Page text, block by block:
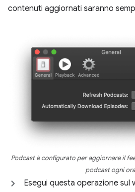
contenuti aggiornati saranno
Podcast è configurato per aggiornare il
podcast ogni
Esegui questa operazione sul